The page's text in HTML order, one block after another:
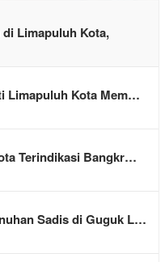
Limapuluh Kota,
Limapuluh Kota Mem…
Terindikasi Bangkr…
Sadis di Guguk L…